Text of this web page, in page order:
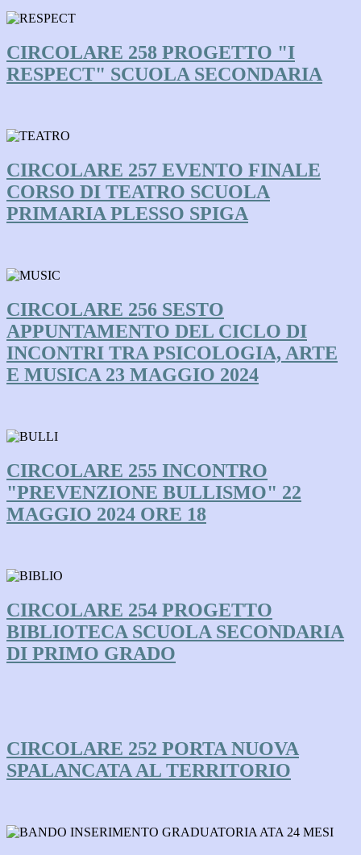
CIRCOLARE 258 PROGETTO "I
RESPECT" SCUOLA SECONDARIA
CIRCOLARE 257 EVENTO FINALE
CORSO DI TEATRO SCUOLA
PRIMARIA PLESSO SPIGA
CIRCOLARE 256 SESTO
APPUNTAMENTO DEL CICLO DI
INCONTRI TRA PSICOLOGIA, ARTE
E MUSICA 23 MAGGIO 2024
CIRCOLARE 255 INCONTRO
"PREVENZIONE BULLISMO" 22
MAGGIO 2024 ORE 18
CIRCOLARE 254 PROGETTO
BIBLIOTECA SCUOLA SECONDARIA
DI PRIMO GRADO
CIRCOLARE 252 PORTA NUOVA
SPALANCATA AL TERRITORIO